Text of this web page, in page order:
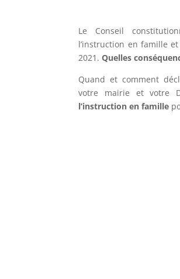
Le Conseil
l’instruction en famille
2021.Quelles
Quand et comment
votre mairie et votre
l’instruction en famille